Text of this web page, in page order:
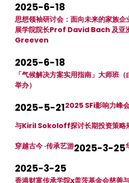
2025-6-18
思想领袖研讨会：面向未来的家族
展学院院长Prof David Bach 及
Greeven
2025-6-18
「气候解决方案实用指南」大师班
举办）
2025-5-212025 SFi影响力峰
与Kiril Sokoloff探讨长期投资策略
穿越古今 ·传承艺游2025-3-25
2025-3-25
香港财富传承学院x盖茨基金会慈善